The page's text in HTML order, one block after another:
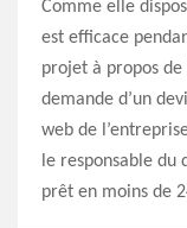
Comme elle
est efficace
projet à propos
demande d’un
web de
le responsable du
prêt en moins de